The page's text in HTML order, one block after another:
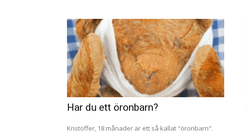
Har du ett öronbarn?
Kristoffer, 18 månader är ett så kallat "öronbarn".